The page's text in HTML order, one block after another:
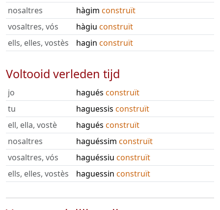
nosaltres
hàgim construït
vosaltres, vós
hàgiu construït
ells, elles, vostès
hagin construït
Voltooid verleden tijd
jo hagués construït
tu
haguessis construït
ell, ella, vostè
hagués construït
nosaltres
haguéssim construït
vosaltres, vós
haguéssiu construït
ells, elles, vostès
haguessin construït